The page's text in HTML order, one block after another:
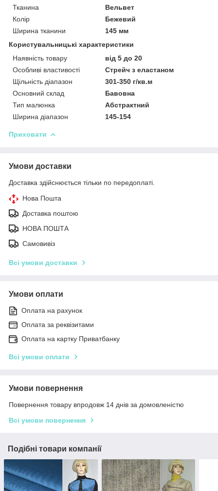
Тканина
Вельвет
Колір
Бежевий
Ширина тканини
145 мм
Користувальницькі характеристики
Наявність товару
від 5 до 20
Особливі властивості
Стрейч з еластаном
Щільність діапазон
301-350 г/кв.м
Основний склад
Бавовна
Тип малюнка
Абстрактний
Ширина діапазон
145-154
Приховати
Умови доставки
Доставка здійснюється тільки по передоплаті.
Нова Пошта
Доставка поштою
НОВА ПОШТА
Самовивіз
Всі умови доставки
Умови оплати
Оплата на рахунок
Оплата за реквізитами
Оплата на картку Приватбанку
Всі умови оплати
Умови повернення
Повернення товару впродовж 14 днів за домовленістю
Всі умови повернення
Подібні товари компанії